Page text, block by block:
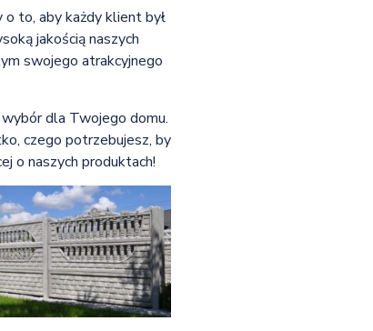
to, aby każdy klient był
jakością naszych
swojego atrakcyjnego
dla Twojego domu.
czego potrzebujesz, by
o naszych produktach!